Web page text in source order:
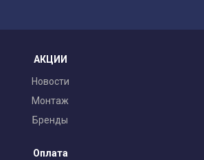
АКЦИИ
Новости
Монтаж
Бренды
Оплата